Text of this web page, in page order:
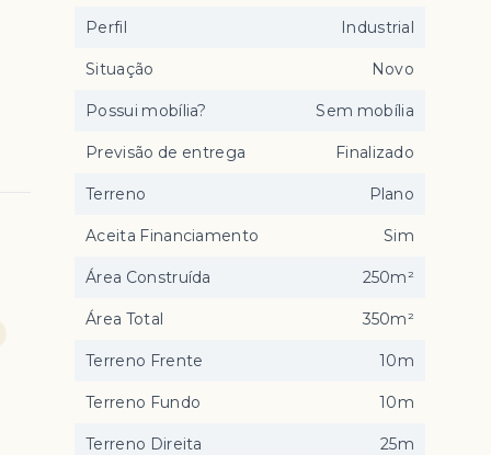
Perfil Industrial
Situação Novo
Possui mobília? Sem mobília
Previsão de entrega Finalizado
Terreno Plano
Aceita Financiamento Sim
Área Construída 250m²
Área Total 350m²
Terreno Frente 10m
Terreno Fundo 10m
Terreno Direita 25m